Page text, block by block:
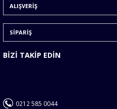
ALIŞVERİŞ
SİPARİŞ
BİZİ TAKİP EDİN
0212 585 0044